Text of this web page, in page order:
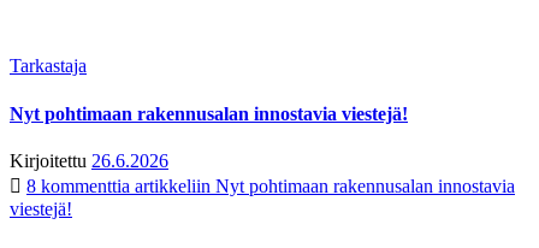
Tarkastaja
Nyt pohtimaan rakennusalan innostavia viestejä!
Kirjoitettu 26.6.2026
8 kommenttia artikkeliin Nyt pohtimaan rakennusalan innostavia
viestejä!